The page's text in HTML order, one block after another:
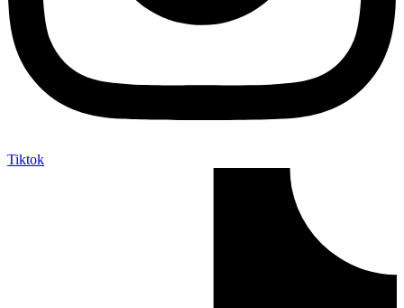
Tiktok